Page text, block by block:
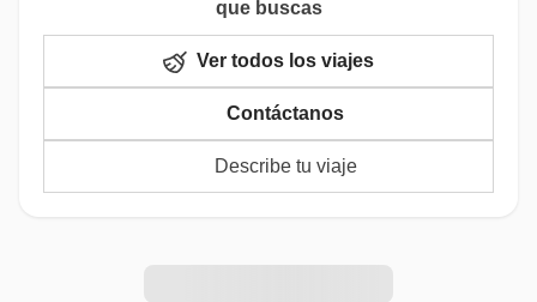
que buscas
Ver todos los viajes
Contáctanos
Describe tu viaje